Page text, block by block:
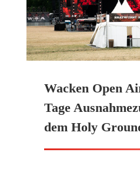
Wacken Open
Tage
dem Holy